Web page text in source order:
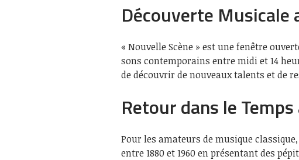
Découverte Musicale
« Nouvelle Scène » est une fenêtre
sons contemporains entre midi et 14
de découvrir de nouveaux talents et de
Retour dans le
Pour les amateurs de musique
entre 1880 et 1960 en présentant des